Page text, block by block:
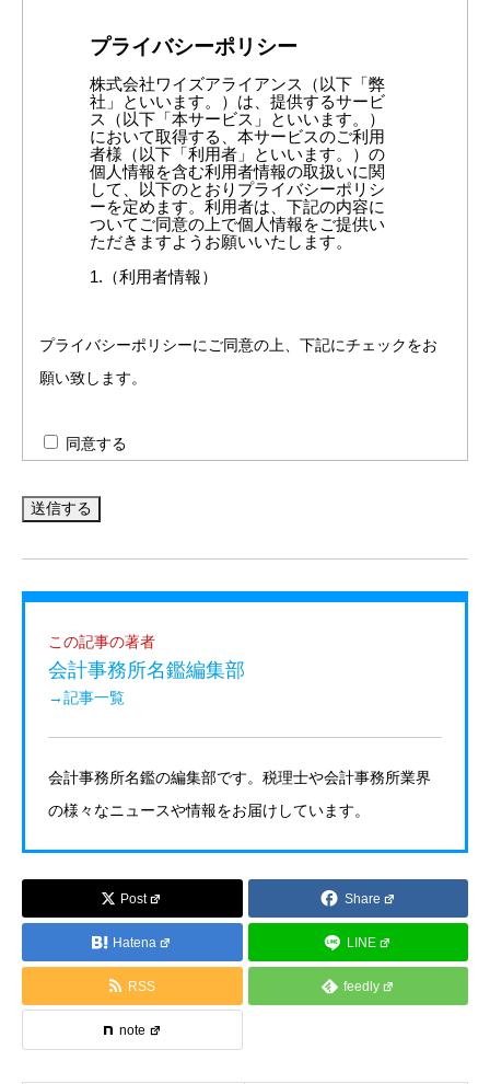
プライバシーポリシーにご同意の上、下記にチェックをお
願い致します。
同意する
この記事の著者
会計事務所名鑑編集部
→記事一覧
会計事務所名鑑の編集部です。税理士や会計事務所業界
の様々なニュースや情報をお届けしています。
Post Share
Hatena LINE
RSS feedly
note